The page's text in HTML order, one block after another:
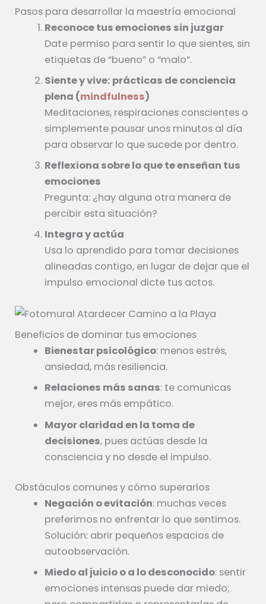
Pasos para desarrollar la maestría emocional
Reconoce tus emociones sin juzgar
Date permiso para sentir lo que sientes, sin
etiquetas de “bueno” o “malo”.
Siente y vive: prácticas de conciencia
plena (mindfulness)
Meditaciones, respiraciones conscientes o
simplemente pausar unos minutos al día
para observar lo que sucede por dentro.
Reflexiona sobre lo que te enseñan tus
emociones
Pregunta: ¿hay alguna otra manera de
percibir esta situación?
Integra y actúa
Usa lo aprendido para tomar decisiones
alineadas contigo, en lugar de dejar que el
impulso emocional dicte tus actos.
Beneficios de dominar tus emociones
Bienestar psicológico: menos estrés,
ansiedad, más resiliencia.
Relaciones más sanas: te comunicas
mejor, eres más empático.
Mayor claridad en la toma de
decisiones, pues actúas desde la
consciencia y no desde el impulso.
Obstáculos comunes y cómo superarlos
Negación o evitación: muchas veces
preferimos no enfrentar lo que sentimos.
Solución: abrir pequeños espacios de
autoobservación.
Miedo al juicio o a lo desconocido: sentir
emociones intensas puede dar miedo;